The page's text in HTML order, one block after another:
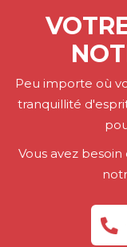
Business, First,
toute confiance
notre site web
Peu importe où
tranquillité
Vous avez